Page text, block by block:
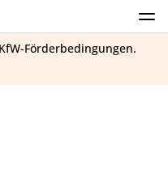
Förderbedingungen.